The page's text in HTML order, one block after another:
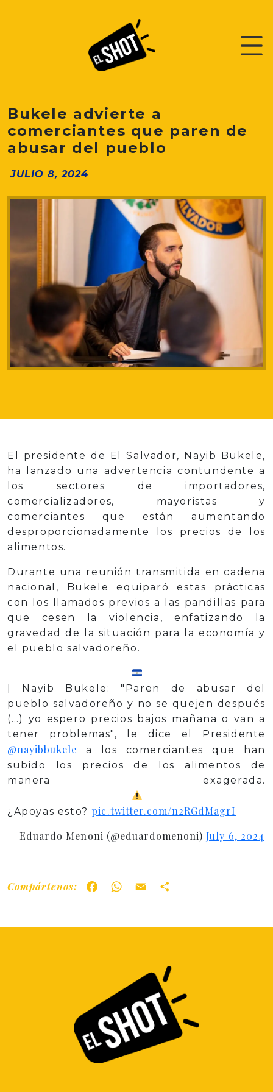
Bukele advierte a
comerciantes que paren de
abusar del pueblo
JULIO 8, 2024
El presidente de El Salvador, Nayib Bukele,
ha lanzado una advertencia contundente a
los sectores de importadores,
comercializadores, mayoristas y
comerciantes que están aumentando
desproporcionadamente los precios de los
alimentos.
Durante una reunión transmitida en cadena
nacional, Bukele equiparó estas prácticas
con los llamados previos a las pandillas para
que cesen la violencia, enfatizando la
gravedad de la situación para la economía y
el pueblo salvadoreño.
| Nayib Bukele: "Paren de abusar del
pueblo salvadoreño y no se quejen después
(…) yo espero precios bajos mañana o van a
tener problemas", le dice el Presidente
@nayibbukele a los comerciantes que han
subido los precios de los alimentos de
manera exagerada.
¿Apoyas esto? pic.twitter.com/n2RGdMagrI
— Eduardo Menoni (@eduardomenoni) July 6, 2024
Compártenos: FacebookWhatsApp
Email